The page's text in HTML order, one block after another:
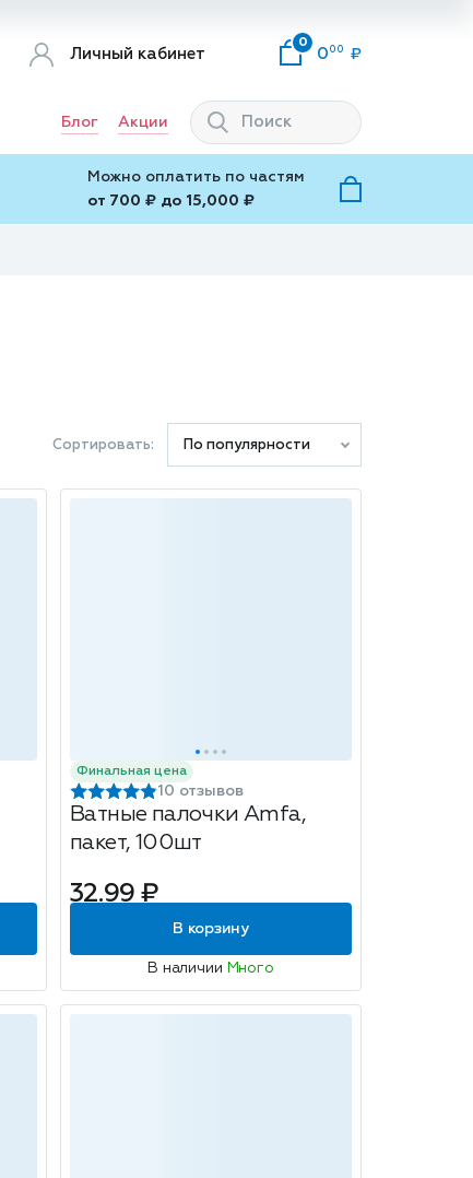
Личный кабинет
0
0 00
Блог Акции
Можно оплатить по частям
от 700 ₽ до 15,000 ₽
Сортировать: По популярности
Финальная цена
10 отзывов
Ватные палочки Amfa,
пакет, 100шт
32.99 ₽
В корзину
В наличии Много